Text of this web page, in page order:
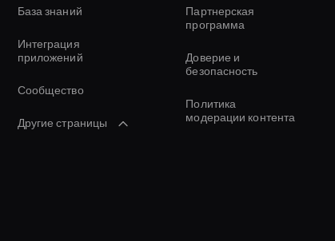
База знаний
Интеграция
приложений
Сообщество
Другие страницы
Партнерская
программа
Доверие и
безопасность
Политика
модерации контента